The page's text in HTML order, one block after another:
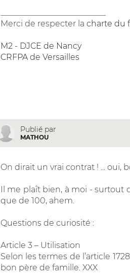
Merci de respecter la charte du
M2 - DJCE de Nancy
CRFPA de Versailles
Publié par
MATHOU
On dirait un vrai contrat ! ... oui,
Il me plaît bien, à moi - surtout
que de 100, ahem.
Questions de curiosité :
Article 3 – Utilisation
Selon les termes de l’article
bon père de famille. XXX